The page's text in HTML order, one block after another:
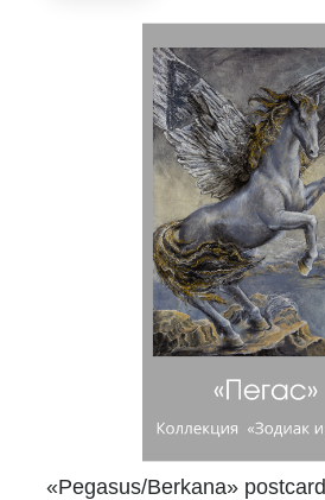
«Pegasus/Berkana» postcard